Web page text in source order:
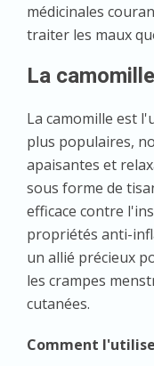
médicinales
traiter les maux
La
La camomille est
plus populaires,
apaisantes et
sous forme de
efficace contre
propriétés anti-
un allié précieux
les crampes
cutanées.
Comment